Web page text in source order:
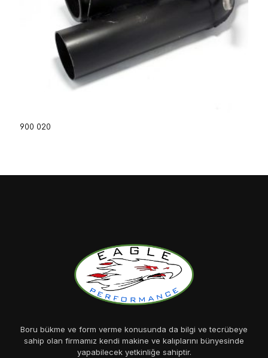
900 020
Boru bükme ve form verme konusunda da bilgi ve tecrübeye
sahip olan firmamız kendi makine ve kalıplarını bünyesinde
yapabilecek yetkinliğe sahiptir.